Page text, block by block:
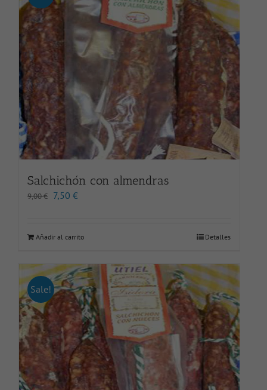
Salchichón con almendras
9,00€ El
9,00 €.
7,50 €El
7,50 €.
Añadir al carrito Detalles
Sale!